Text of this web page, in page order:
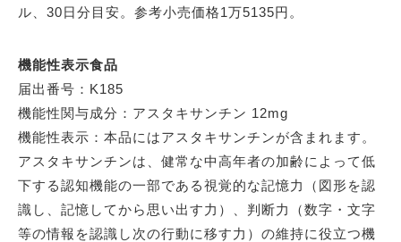
ル、30日分目安。参考小売価格1万5135円。
機能性表示食品
届出番号：K185
機能性関与成分：アスタキサンチン 12mg
機能性表示：本品にはアスタキサンチンが含まれます。
アスタキサンチンは、健常な中高年者の加齢によって低
下する認知機能の一部である視覚的な記憶力（図形を認
識し、記憶してから思い出す力）、判断力（数字・文字
等の情報を認識し次の行動に移す力）の維持に役立つ機